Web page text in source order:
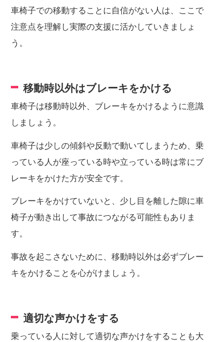
車椅子での移動することに自信がない人は、ここで
注意点を理解し実際の支援に活かしていきましょ
う。
移動時以外はブレーキをかける
車椅子は移動時以外、ブレーキをかけるように意識
しましょう。
車椅子は少しの傾斜や反動で動いてしまうため、乗
っている人が座っている時や立っている時は常にブ
レーキをかけた方が安全です。
ブレーキをかけていないと、少し目を離した隙に車
椅子が動き出して事故につながる可能性もありま
す。
事故を起こさないために、移動時以外は必ずブレー
キをかけることを心がけましょう。
適切な声かけをする
乗っている人に対して適切な声かけをすることも大